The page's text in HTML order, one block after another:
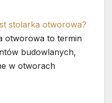
stolarka otworowa?
otworowa to termin
budowlanych,
w otworach